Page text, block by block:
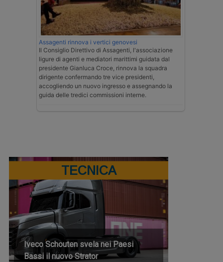
Assagenti rinnova i vertici genovesi
Il Consiglio Direttivo di Assagenti, l'associazione
ligure di agenti e mediatori marittimi guidata dal
presidente Gianluca Croce, rinnova la squadra
dirigente confermando tre vice presidenti,
accogliendo un nuovo ingresso e assegnando la
guida delle tredici commissioni interne.
TECNICA
Iveco Schouten svela nei Paesi
Bassi il nuovo Strator